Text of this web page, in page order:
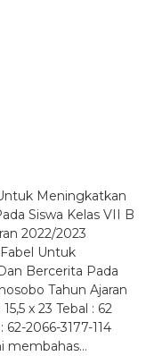
Meningkatkan
Siswa Kelas VII B
2022/2023
Untuk
Bercerita Pada
Tahun Ajaran
x 23 Tebal : 62
2066-3177-114
membahas…